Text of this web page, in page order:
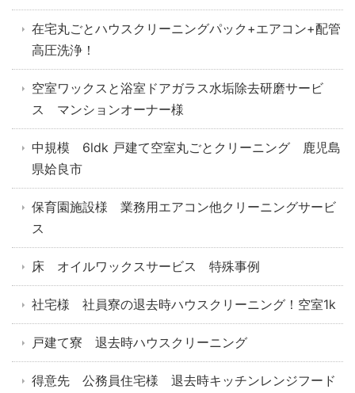
在宅丸ごとハウスクリーニングパック+エアコン+配管
高圧洗浄！
空室ワックスと浴室ドアガラス水垢除去研磨サービ
ス マンションオーナー様
中規模 6ldk 戸建て空室丸ごとクリーニング 鹿児島
県姶良市
保育園施設様 業務用エアコン他クリーニングサービ
ス
床 オイルワックスサービス 特殊事例
社宅様 社員寮の退去時ハウスクリーニング！空室1k
戸建て寮 退去時ハウスクリーニング
得意先 公務員住宅様 退去時キッチンレンジフード